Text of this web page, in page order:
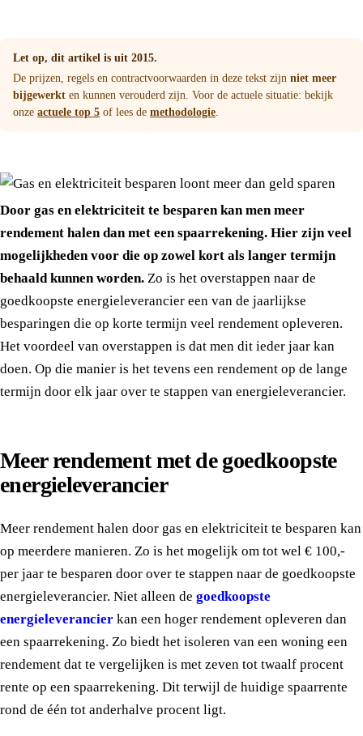
Let op, dit artikel is uit 2015.
De prijzen, regels en contractvoorwaarden in deze tekst zijn niet meer
bijgewerkt en kunnen verouderd zijn. Voor de actuele situatie: bekijk
onze actuele top 5 of lees de methodologie.
Door gas en elektriciteit te besparen kan men meer
rendement halen dan met een spaarrekening. Hier zijn veel
mogelijkheden voor die op zowel kort als langer termijn
behaald kunnen worden. Zo is het overstappen naar de
goedkoopste energieleverancier een van de jaarlijkse
besparingen die op korte termijn veel rendement opleveren.
Het voordeel van overstappen is dat men dit ieder jaar kan
doen. Op die manier is het tevens een rendement op de lange
termijn door elk jaar over te stappen van energieleverancier.
Meer rendement met de goedkoopste
energieleverancier
Meer rendement halen door gas en elektriciteit te besparen kan
op meerdere manieren. Zo is het mogelijk om tot wel € 100,-
per jaar te besparen door over te stappen naar de goedkoopste
energieleverancier. Niet alleen de goedkoopste
energieleverancier kan een hoger rendement opleveren dan
een spaarrekening. Zo biedt het isoleren van een woning een
rendement dat te vergelijken is met zeven tot twaalf procent
rente op een spaarrekening. Dit terwijl de huidige spaarrente
rond de één tot anderhalve procent ligt.